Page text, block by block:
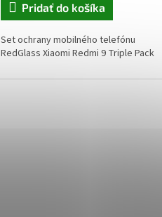
Pridať do košíka
Set ochrany mobilného telefónu
RedGlass Xiaomi Redmi 9 Triple Pack